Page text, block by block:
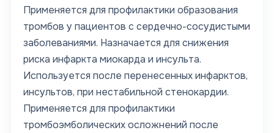
Применяется для профилактики образования
тромбов у пациентов с сердечно-сосудистыми
заболеваниями. Назначается для снижения
риска инфаркта миокарда и инсульта.
Используется после перенесенных инфарктов,
инсультов, при нестабильной стенокардии.
Применяется для профилактики
тромбоэмболических осложнений после